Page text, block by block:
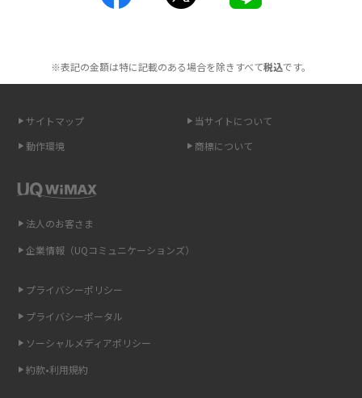
無制限で利用できるポケット型Wi-Fiは？選び方や通信費を抑える方法も紹
ポケット型Wi-Fi（モバイルWi-Fi）とは？おススメする方の特徴や選び方を
即日受け取りできるポケット型Wi-Fiはある？すぐに使うための方法や注意
ONU（光回線終端装置）とは？モデム・ルーター・ホームゲートウェイと
ギガバイト（GB）とは？1GBの目安やギガが足りない時の対処法を紹介
Wi-Fi 6とは？Wi-Fi 5との違いやメリットと注意点、規格の種類も解説
※表記の金額は特に記載のある場合を除きすべて税込です。
サイトマップ
当サイトについて
動作環境
商標について
法人のお客さま
企業情報（UQコミュニケーションズ）
プライバシーポリシー
プライバシーポータル
ソーシャルメディアポリシー
約款•利用規約